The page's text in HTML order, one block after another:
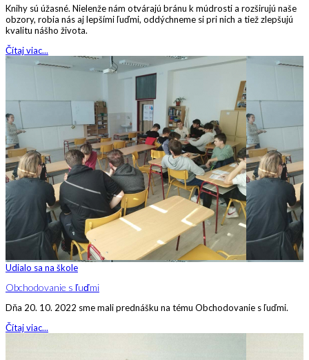
Knihy sú úžasné. Nielenže nám otvárajú bránu k múdrosti a rozširujú naše
obzory, robia nás aj lepšími ľuďmi, oddýchneme si pri nich a tiež zlepšujú
kvalitu nášho života.
Čítaj viac...
Udialo sa na škole
Obchodovanie s ľuďmi
Dňa 20. 10. 2022 sme mali prednášku na tému Obchodovanie s ľuďmi.
Čítaj viac...